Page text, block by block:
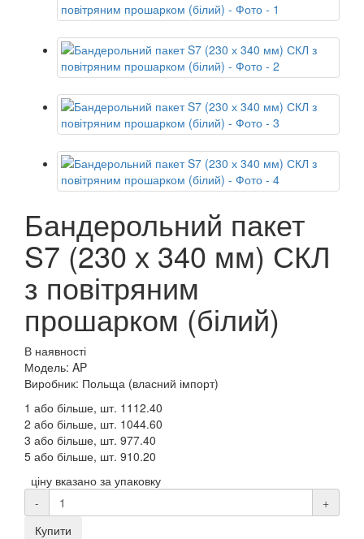
Бандерольний пакет
S7 (230 х 340 мм) СКЛ
з повітряним
прошарком (білий)
В наявності
Модель: AP
Виробник: Польща (власний імпорт)
1 або більше, шт. 1112.40
2 або більше, шт. 1044.60
3 або більше, шт. 977.40
5 або більше, шт. 910.20
ціну вказано за упаковку
-
+
Купити